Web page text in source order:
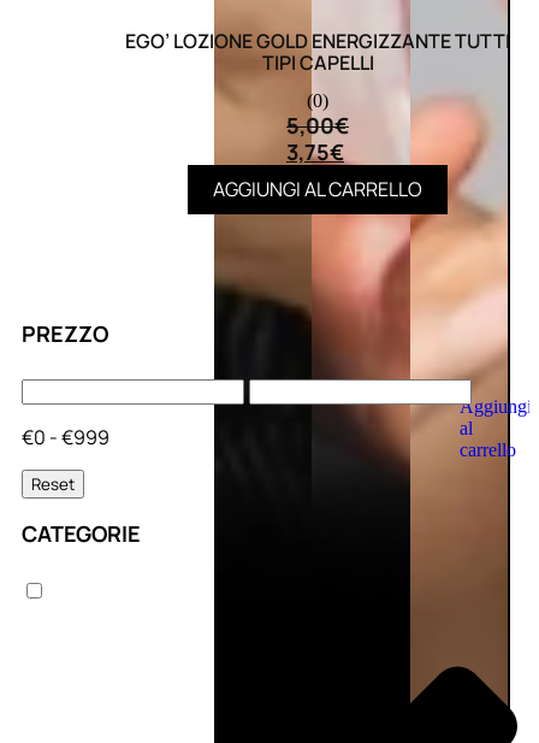
Aggiungi
al
carrello
PREZZO
€0 - €999
Reset
CATEGORIE
EGO’ LOZIONE GOLD ENERGIZZANTE TUTTI
TIPI CAPELLI
(0)
5,00€
3,75€
AGGIUNGI AL CARRELLO